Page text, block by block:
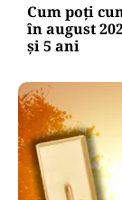
Cum poți
în august
și 5 ani